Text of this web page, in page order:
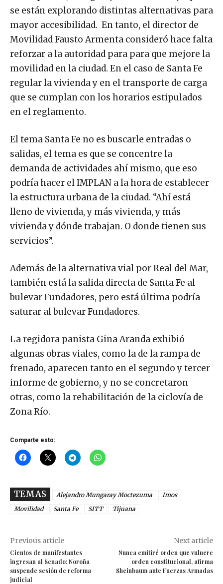
se están explorando distintas alternativas para
mayor accesibilidad. En tanto, el director de
Movilidad Fausto Armenta consideró hace falta
reforzar a la autoridad para para que mejore la
movilidad en la ciudad. En el caso de Santa Fe
regular la vivienda y en el transporte de carga
que se cumplan con los horarios estipulados
en el reglamento.
El tema Santa Fe no es buscarle entradas o
salidas, el tema es que se concentre la
demanda de actividades ahí mismo, que eso
podría hacer el IMPLAN a la hora de establecer
la estructura urbana de la ciudad. “Ahí está
lleno de vivienda, y más vivienda, y más
vivienda y dónde trabajan. O donde tienen sus
servicios”.
Además de la alternativa vial por Real del Mar,
también está la salida directa de Santa Fe al
bulevar Fundadores, pero está última podría
saturar al bulevar Fundadores.
La regidora panista Gina Aranda exhibió
algunas obras viales, como la de la rampa de
frenado, aparecen tanto en el segundo y tercer
informe de gobierno, y no se concretaron
otras, como la rehabilitación de la ciclovía de
Zona Río.
Comparte esto:
TEMAS Alejandro Mungaray Moctezuma
Imos
Movilidad
Santa Fe SITT Tijuana
Previous article
Cientos de manifestantes
ingresan al Senado; Noroña
suspende sesión de reforma
judicial
Next article
Nunca emitiré orden que vulnere
orden constitucional, afirma
Sheinbaum ante Fuerzas Armadas